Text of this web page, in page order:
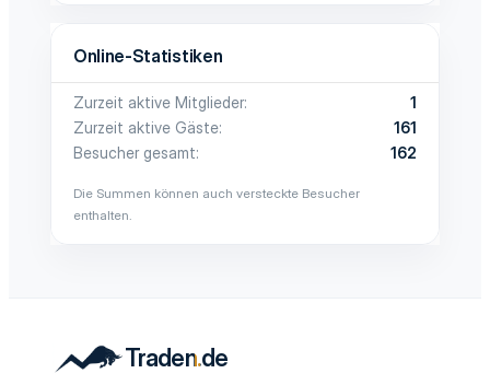
Online-Statistiken
Zurzeit aktive Mitglieder
1
Zurzeit aktive Gäste
161
Besucher gesamt
162
Die Summen können auch versteckte Besucher
enthalten.